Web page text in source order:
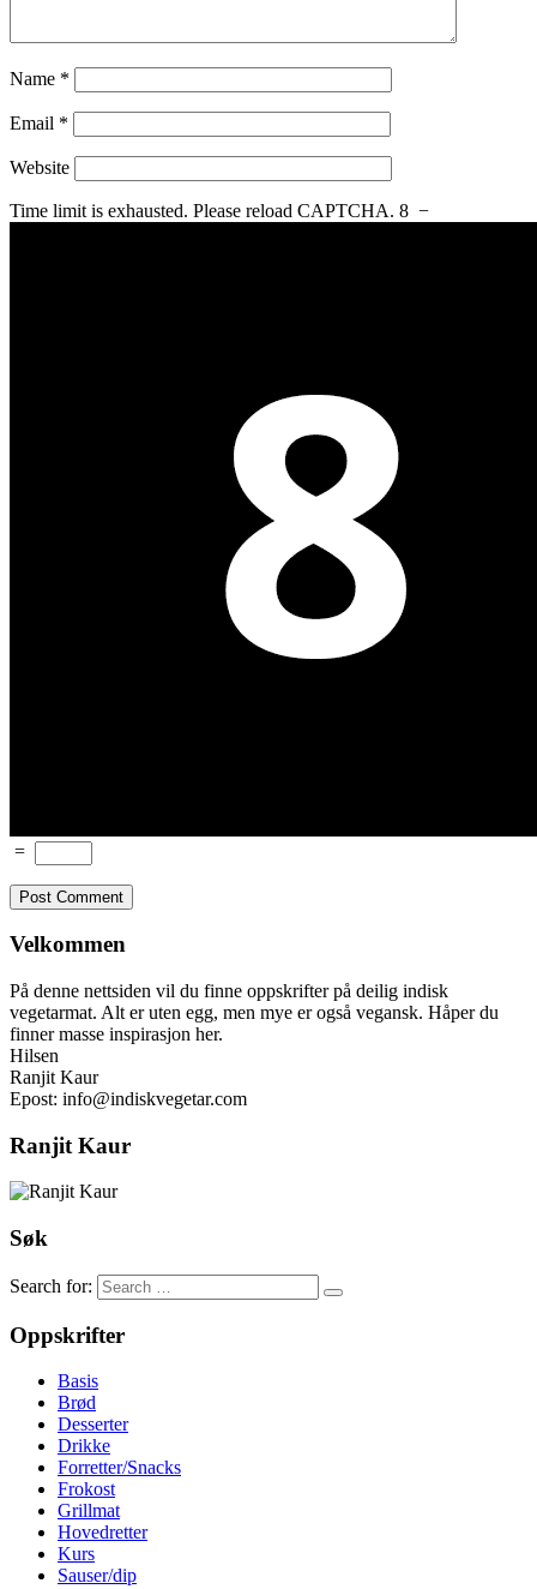
Name *
Email *
Website
Time limit is exhausted. Please reload CAPTCHA. 8 −
=
Velkommen
På denne nettsiden vil du finne oppskrifter på deilig indisk
vegetarmat. Alt er uten egg, men mye er også vegansk. Håper du
finner masse inspirasjon her.
Hilsen
Ranjit Kaur
Epost: info@indiskvegetar.com
Ranjit Kaur
Søk
Search for:
Oppskrifter
Basis
Brød
Desserter
Drikke
Forretter/Snacks
Frokost
Grillmat
Hovedretter
Kurs
Sauser/dip